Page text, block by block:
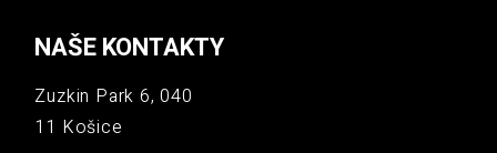
NAŠE KONTAKTY
Zuzkin Park 6, 040
11 Košice